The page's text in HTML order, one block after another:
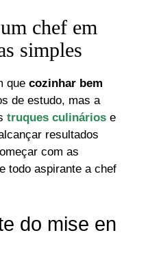
chef em
simples
que cozinhar bem
de estudo, mas a
truques culinários e
resultados
com as
todo aspirante a chef
do mise en